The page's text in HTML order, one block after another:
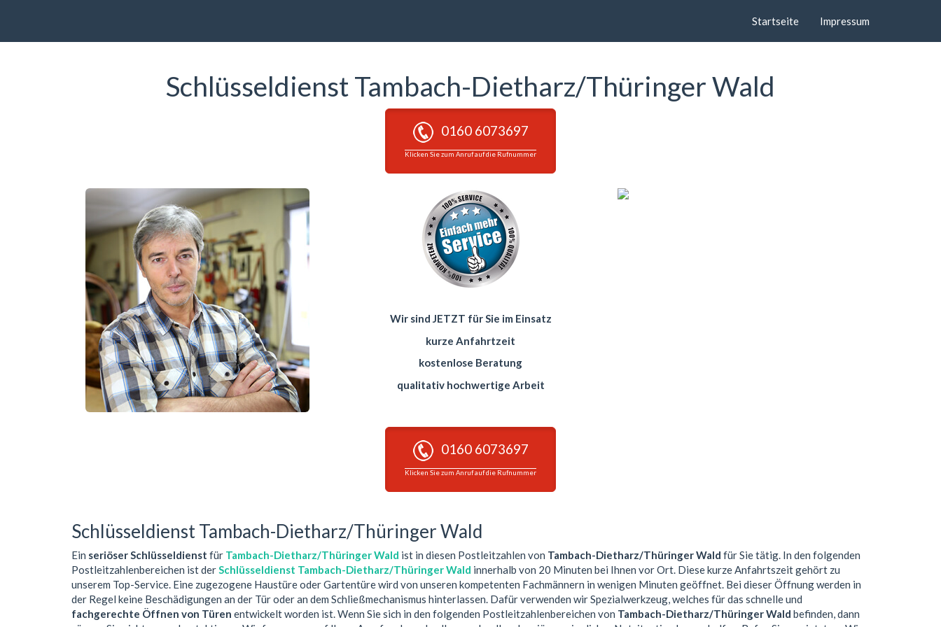
Startseite Impressum
Schlüsseldienst Tambach-Dietharz/Thüringer Wald
0160 6073697
Klicken Sie zum Anruf auf die Rufnummer
Wir sind JETZT für Sie im Einsatz
kurze Anfahrtzeit
kostenlose Beratung
qualitativ hochwertige Arbeit
0160 6073697
Klicken Sie zum Anruf auf die Rufnummer
Schlüsseldienst Tambach-Dietharz/Thüringer Wald
Ein seriöser Schlüsseldienst für Tambach-Dietharz/Thüringer Wald ist in diesen Postleitzahlen von Tambach-Dietharz/Thüringer Wald für Sie tätig. In den folgenden
Postleitzahlenbereichen ist derSchlüsseldienst Tambach-Dietharz/Thüringer Wald innerhalb von 20 Minuten bei Ihnen vor Ort. Diese kurze Anfahrtszeit gehört zu
unserem Top-Service. Eine zugezogene Haustüre oder Gartentüre wird von unseren kompetenten Fachmännern in wenigen Minuten geöffnet. Bei dieser Öffnung werden in
der Regel keine Beschädigungen an der Tür oder an dem Schließmechanismus hinterlassen. Dafür verwenden wir Spezialwerkzeug, welches für das schnelle und
fachgerechte Öffnen von Türen entwickelt worden ist. Wenn Sie sich in den folgenden Postleitzahlenbereichen von Tambach-Dietharz/Thüringer Wald befinden, dann